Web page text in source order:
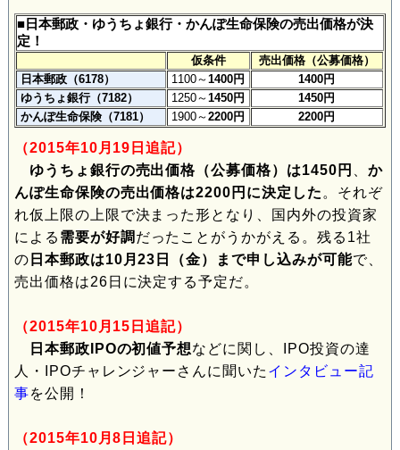
■日本郵政・ゆうちょ銀行・かんぽ生命保険の売出価格が決
定！
仮条件
売出価格（公募価格）
日本郵政（6178）
1100～1400円
1400円
ゆうちょ銀行（7182）
1250～1450円
1450円
かんぽ生命保険（7181）
1900～2200円 2200円
（2015年10月19日追記）
ゆうちょ銀行の売出価格（公募価格）は1450円
か
んぽ生命保険の売出価格は2200円に決定した 。それぞ
れ仮上限の上限で決まった形となり、国内外の投資家
による 需要が好調 だったことがうかがえる。残る1社
の 日本郵政は10月23日（金）まで申し込みが可能で、
売出価格は26日に決定する予定だ。
（2015年10月15日追記）
日本郵政IPOの初値予想などに関し、IPO投資の達
人・IPOチャレンジャーさんに聞いた インタビュー記
事を公開！
（2015年10月8日追記）